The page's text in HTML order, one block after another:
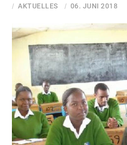
AKTUELLES 06. JUNI 2018